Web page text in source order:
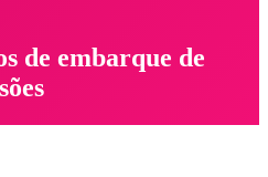
de embarque de